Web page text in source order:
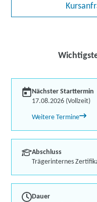
Nächster Starttermin
17.08.2026 (Vollzeit)
Weitere Termine
Abschluss
Trägerinternes
Dauer